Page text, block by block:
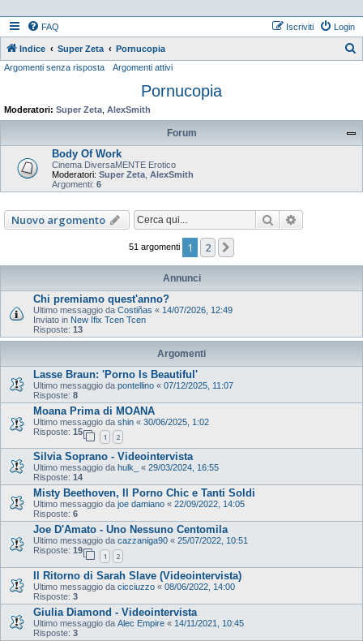
FAQ Login
Iscriviti
Indice Super Zeta Pornucopia
Argomenti senza risposta Argomenti attivi
Pornucopia
Moderatori: Super Zeta AlexSmith
Forum
Body Of Work
Cinema DiversaMENTE Erotico
Moderatori: Super Zeta AlexSmith
Argomenti: 6
Nuovo argomento Cerca
51 argomenti 1 2
Annunci
Chi premiamo quest'anno?
Ultimo messaggio da Costiñas « 14/07/2026, 12:49
Inviato in New Ifix Tcen Tcen
Risposte: 13
Argomenti
Lasse Braun: 'Porno Is Beautiful'
Ultimo messaggio da pontellino « 07/12/2025, 11:07
Risposte: 8
Moana Prima di MOANA
Ultimo messaggio da shin « 30/06/2025, 1:02
Risposte: 15
1 2
Silvia Soprano - Videointervista
Ultimo messaggio da hulk_ « 29/03/2024, 16:55
Risposte: 14
Misty Beethoven, Il Porno Chic e Tanti Soldi
Ultimo messaggio da joe damiano « 22/09/2022, 14:05
Risposte: 6
Joe D'Amato - Uno Nessuno Centomila
Ultimo messaggio da cazzaniga90 « 25/07/2022, 10:51
Risposte: 19
1 2
Il Ritorno di Sarah Slave (Videointervista)
Ultimo messaggio da cicciuzzo « 08/06/2022, 14:00
Risposte: 3
Giulia Diamond - Videointervista
Ultimo messaggio da Alec Empire « 14/11/2021, 10:45
Risposte: 3